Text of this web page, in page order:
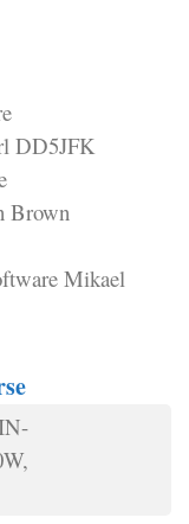
DD5JFK
Brown
Mikael